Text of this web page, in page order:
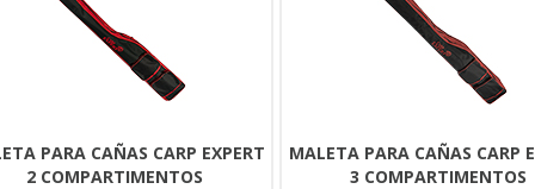
PARA CAÑAS CARP EXPERT
2 COMPARTIMENTOS
MALETA PARA CAÑAS CARP
3 COMPARTIMENTOS